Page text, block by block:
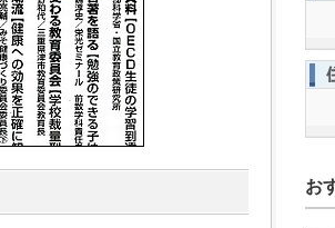
お